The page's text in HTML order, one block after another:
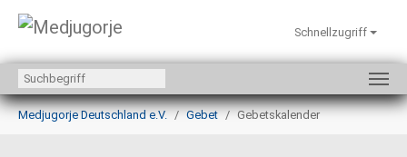
Zum Hauptinhalt springen
Schnellzugriff
Sie sind hier:
Medjugorje Deutschland e.V.
Gebet Gebetskalender